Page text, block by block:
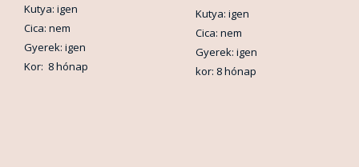
Kutya: igen
Cica: nem
Gyerek: igen
Kor: 8 hónap
Kutya: igen
Cica: nem
Gyerek: igen
kor: 8 hónap